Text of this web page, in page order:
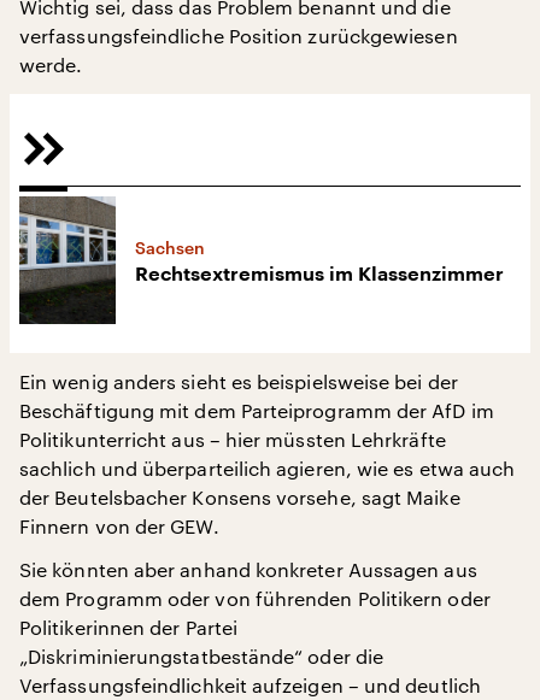
Wichtig sei, dass das Problem benannt und die
verfassungsfeindliche Position zurückgewiesen
werde.
Sachsen
Rechtsextremismus im Klassenzimmer
Ein wenig anders sieht es beispielsweise bei der
Beschäftigung mit dem Parteiprogramm der AfD im
Politikunterricht aus – hier müssten Lehrkräfte
sachlich und überparteilich agieren, wie es etwa auch
der Beutelsbacher Konsens vorsehe, sagt Maike
Finnern von der GEW.
Sie könnten aber anhand konkreter Aussagen aus
dem Programm oder von führenden Politikern oder
Politikerinnen der Partei
„Diskriminierungstatbestände“ oder die
Verfassungsfeindlichkeit aufzeigen – und deutlich